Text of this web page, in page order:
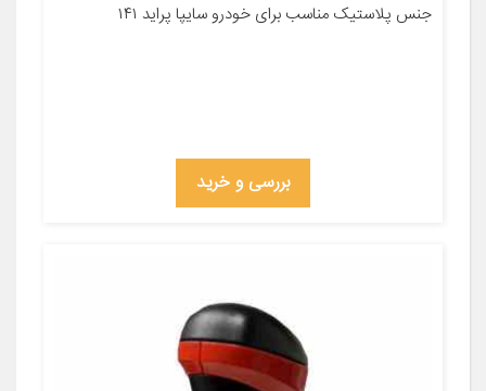
جنس پلاستیک مناسب برای خودرو سایپا پراید ۱۴۱
بررسی و خرید